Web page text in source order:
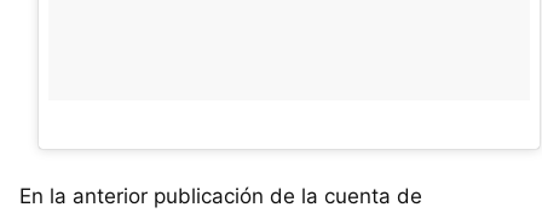
En la anterior publicación de la cuenta de